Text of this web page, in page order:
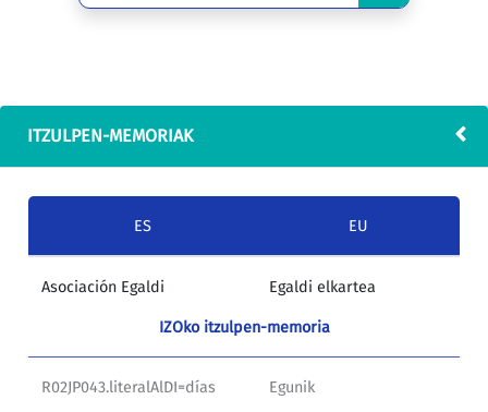
ITZULPEN-MEMORIAK
ES EU
Asociación Egaldi Egaldi elkartea
IZOko itzulpen-memoria
R02JP043.literalAlDI=días Egunik